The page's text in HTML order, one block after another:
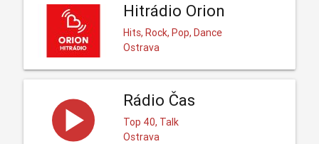
Hitrádio Orion
Hits, Rock, Pop, Dance
Ostrava
Rádio Čas
Top 40, Talk
Ostrava